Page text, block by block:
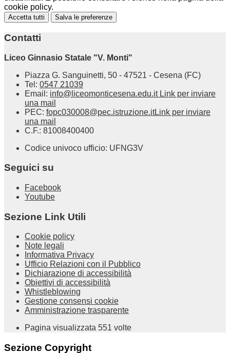
cookie policy.
Accetta tutti Salva le preferenze
Contatti
Liceo Ginnasio Statale "V. Monti"
Piazza G. Sanguinetti, 50 - 47521 - Cesena (FC)
Tel: 0547 21039
Email: info@liceomonticesena.edu.it Link per inviare
una mail
PEC: fopc030008@pec.istruzione.itLink per inviare
una mail
C.F.: 81008400400
Codice univoco ufficio: UFNG3V
Seguici su
Facebook
Youtube
Sezione Link Utili
Cookie policy
Note legali
Informativa Privacy
Ufficio Relazioni con il Pubblico
Dichiarazione di accessibilità
Obiettivi di accessibilità
Whistleblowing
Gestione consensi cookie
Amministrazione trasparente
Pagina visualizzata 551 volte
Sezione Copyright